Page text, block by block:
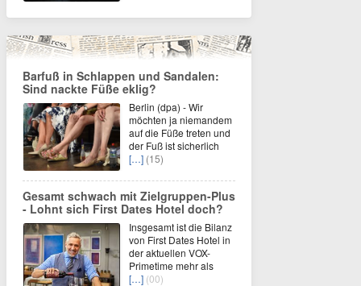
Barfuß in Schlappen und Sandalen:
Sind nackte Füße eklig?
Berlin (dpa) - Wir
möchten ja niemandem
auf die Füße treten und
der Fuß ist sicherlich
[…] (15)
Gesamt schwach mit Zielgruppen-Plus
- Lohnt sich First Dates Hotel doch?
Insgesamt ist die Bilanz
von First Dates Hotel in
der aktuellen VOX-
Primetime mehr als
[…] (00)